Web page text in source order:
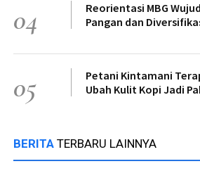
04
Reorientasi MBG
Pangan dan
05
Petani Kintamani
Ubah Kulit Kopi Jadi
BERITA TERBARU LAINNYA